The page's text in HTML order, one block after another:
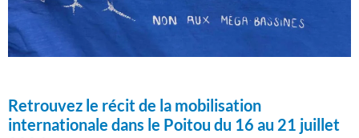
Retrouvez le récit de la mobilisation
internationale dans le Poitou du 16 au 21 juillet